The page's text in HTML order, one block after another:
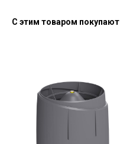
С этим товаром покупают